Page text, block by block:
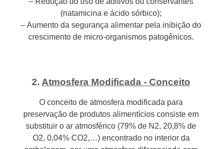
(natamicina e ácido sórbico);
– Aumento da segurança alimentar pela inibição do
crescimento de micro-organismos patogênicos.
2. Atmosfera Modificada - Conceito
O conceito de atmosfera modificada para
preservação de produtos alimentícios consiste em
substituir o ar atmosférico (79% de N2, 20,8% de
O2, 0,04% CO2,…) encontrado no interior da